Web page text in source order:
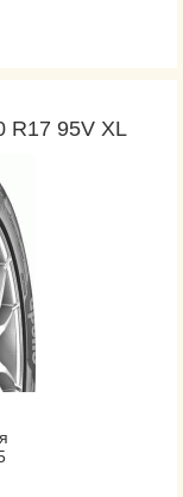
R17 95V XL